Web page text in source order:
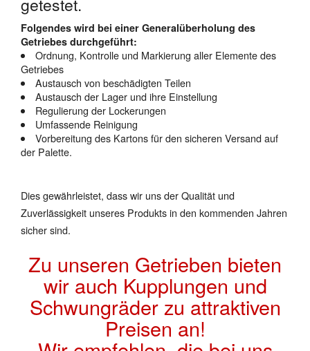
getestet.
Folgendes wird bei einer Generalüberholung des
Getriebes durchgeführt:
Ordnung, Kontrolle und Markierung aller Elemente des
Getriebes
Austausch von beschädigten Teilen
Austausch der Lager und ihre Einstellung
Regulierung der Lockerungen
Umfassende Reinigung
Vorbereitung des Kartons für den sicheren Versand auf
der Palette.
Dies gewährleistet, dass wir uns der Qualität und
Zuverlässigkeit unseres Produkts in den kommenden Jahren
sicher sind.
Zu unseren Getrieben bieten
wir auch Kupplungen und
Schwungräder zu attraktiven
Preisen an!